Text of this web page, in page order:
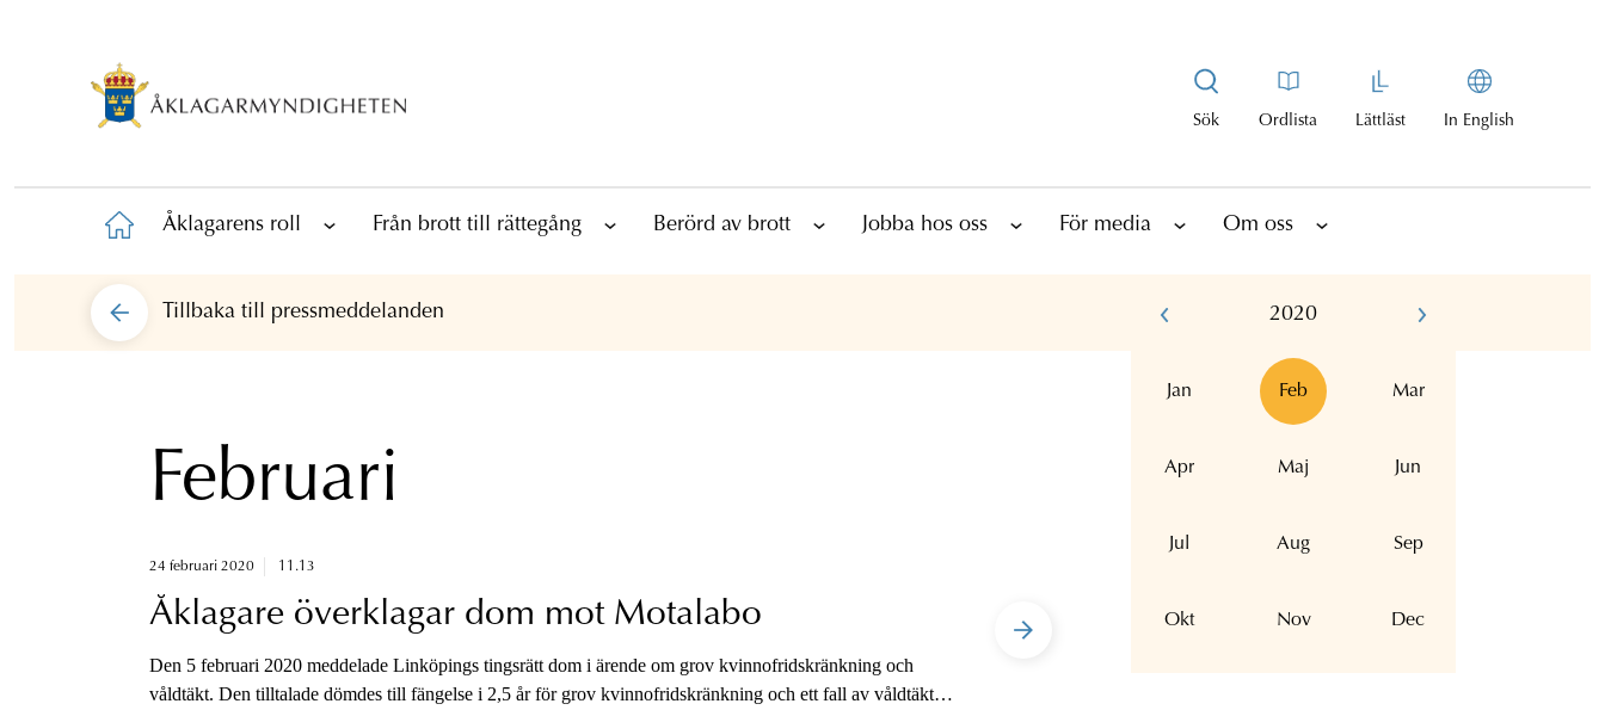
Sök Ordlista Lättläst In English
Åklagarens roll Från brott till rättegång Berörd av brott Jobba hos oss För media Om oss
Tillbaka till pressmeddelanden 2020
Jan Feb Mar
Apr Maj Jun
Jul Aug Sep
Okt Nov Dec
Februari
24 februari 2020 11.13
Åklagare överklagar dom mot Motalabo
Den 5 februari 2020 meddelade Linköpings tingsrätt dom i ärende om grov kvinnofridskränkning och
våldtäkt. Den tilltalade dömdes till fängelse i 2,5 år för grov kvinnofridskränkning och ett fall av våldtäkt.